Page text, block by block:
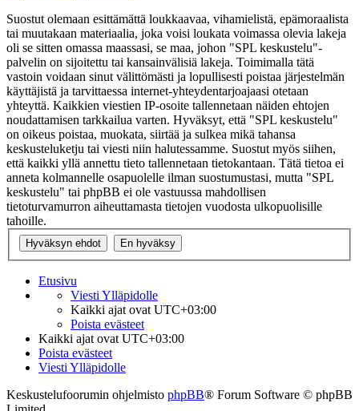
Suostut olemaan esittämättä loukkaavaa, vihamielistä, epämoraalista
tai muutakaan materiaalia, joka voisi loukata voimassa olevia lakeja
oli se sitten omassa maassasi, se maa, johon "SPL keskustelu"-
palvelin on sijoitettu tai kansainvälisiä lakeja. Toimimalla tätä
vastoin voidaan sinut välittömästi ja lopullisesti poistaa järjestelmän
käyttäjistä ja tarvittaessa internet-yhteydentarjoajaasi otetaan
yhteyttä. Kaikkien viestien IP-osoite tallennetaan näiden ehtojen
noudattamisen tarkkailua varten. Hyväksyt, että "SPL keskustelu"
on oikeus poistaa, muokata, siirtää ja sulkea mikä tahansa
keskusteluketju tai viesti niin halutessamme. Suostut myös siihen,
että kaikki yllä annettu tieto tallennetaan tietokantaan. Tätä tietoa ei
anneta kolmannelle osapuolelle ilman suostumustasi, mutta "SPL
keskustelu" tai phpBB ei ole vastuussa mahdollisen
tietoturvamurron aiheuttamasta tietojen vuodosta ulkopuolisille
tahoille.
Etusivu
Viesti Ylläpidolle
Kaikki ajat ovat UTC+03:00
Poista evästeet
Kaikki ajat ovat UTC+03:00
Poista evästeet
Viesti Ylläpidolle
Keskustelufoorumin ohjelmisto phpBB® Forum Software © phpBB